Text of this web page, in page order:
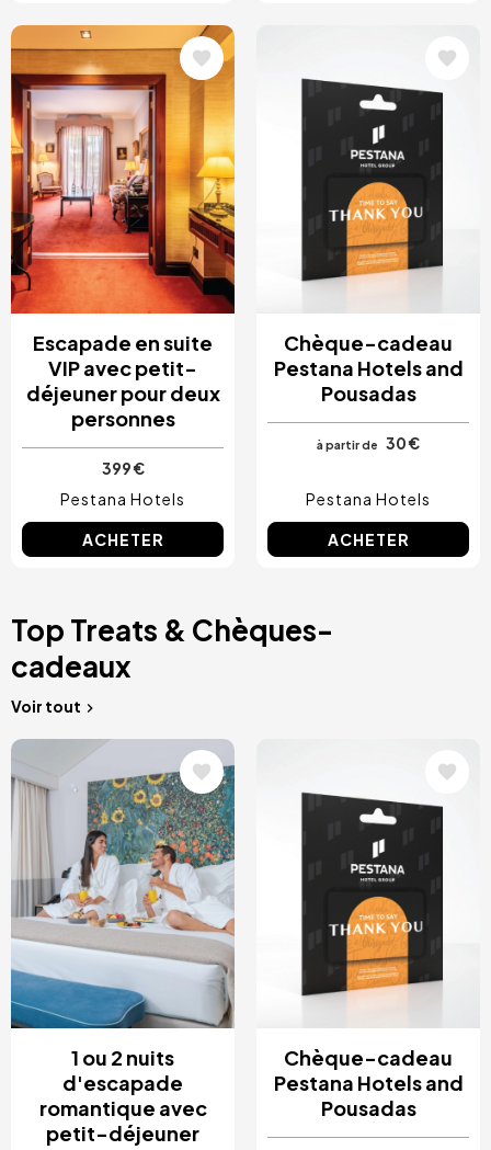
Image
Escapade en suite
VIP avec petit-
déjeuner pour deux
personnes
399 €
Pestana Hotels
ACHETER
Chèque-cadeau
Pestana Hotels and
Pousadas
à partir de 30 €
Pestana Hotels
ACHETER
Top Treats & Chèques-
cadeaux
Voir tout
Image
1 ou 2 nuits
d'escapade
romantique avec
petit-déjeuner
Chèque-cadeau
Pestana Hotels and
Pousadas